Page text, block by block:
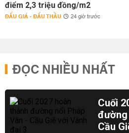
điểm 2,3 triệu đồng/m2
ĐẤU GIÁ - ĐẤU THẦU 24 giờ trước
ĐỌC NHIỀU NHẤT
Cuối
đường
Cầu